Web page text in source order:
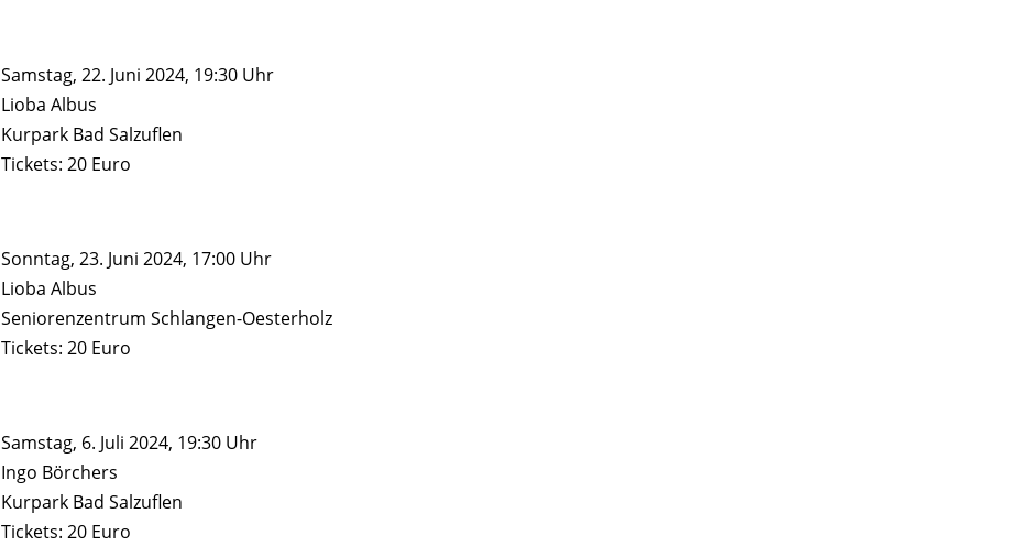
Samstag, 22. Juni 2024, 19:30 Uhr
Lioba Albus
Kurpark Bad Salzuflen
Tickets: 20 Euro
Sonntag, 23. Juni 2024, 17:00 Uhr
Lioba Albus
Seniorenzentrum Schlangen-Oesterholz
Tickets: 20 Euro
Samstag, 6. Juli 2024, 19:30 Uhr
Ingo Börchers
Kurpark Bad Salzuflen
Tickets: 20 Euro